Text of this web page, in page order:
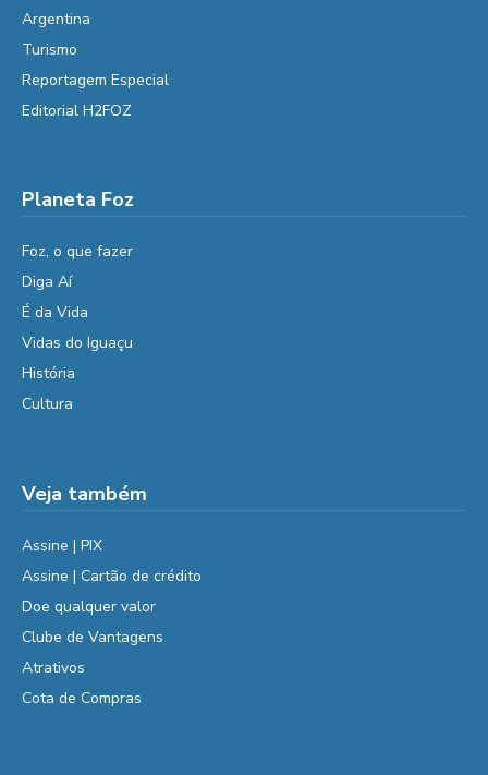
Argentina
Turismo
Reportagem Especial
Editorial H2FOZ
Planeta Foz
Foz, o que fazer
Diga Aí
É da Vida
Vidas do Iguaçu
História
Cultura
Veja também
Assine | PIX
Assine | Cartão de crédito
Doe qualquer valor
Clube de Vantagens
Atrativos
Cota de Compras